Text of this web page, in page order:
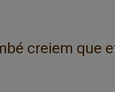
creiem que